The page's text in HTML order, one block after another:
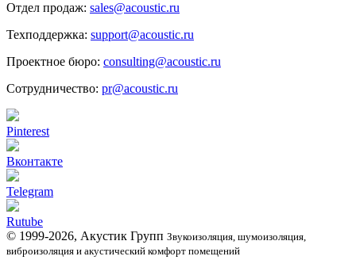
Отдел продаж: sales@acoustic.ru
Техподдержка: support@acoustic.ru
Проектное бюро: consulting@acoustic.ru
Сотрудничество: pr@acoustic.ru
Pinterest
Вконтакте
Telegram
Rutube
© 1999-2026, Акустик Групп Звукоизоляция, шумоизоляция,
виброизоляция и акустический комфорт помещений